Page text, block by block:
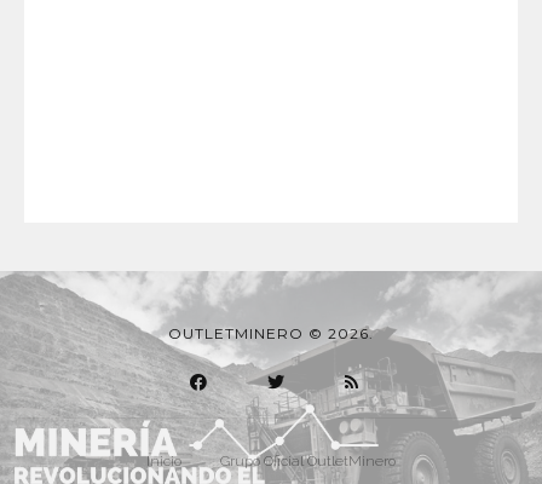
OUTLETMINERO © 2026.
Inicio Grupo Oficial OutletMinero